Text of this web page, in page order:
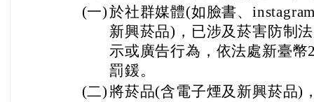
(一)於社群媒體(如臉書、
新興菸品)，已涉及菸害防制
示或廣告行為，依法處新臺
罰鍰。
(二) 將菸品(含電子煙及新興菸品)